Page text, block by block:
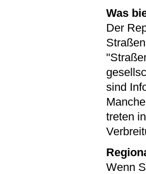
Was
Der
sind
treten
Wenn